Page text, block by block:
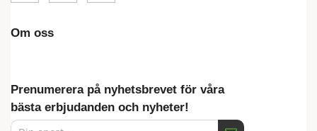
Om oss
Prenumerera på nyhetsbrevet för våra
bästa erbjudanden och nyheter!